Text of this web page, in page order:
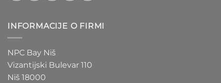
INFORMACIJE O FIRMI
NPC Bay Niš
Vizantijski Bulevar 110
Niš 18000